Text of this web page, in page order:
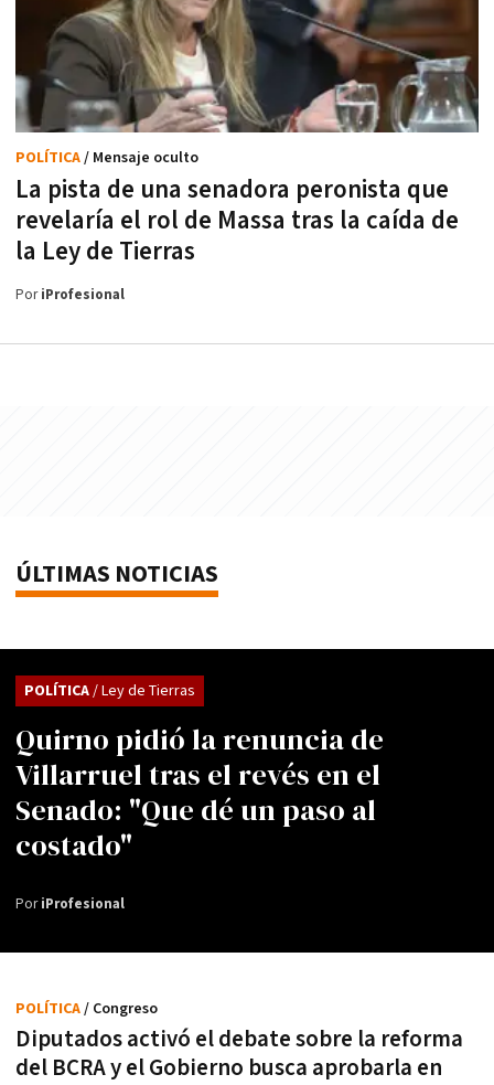
La pista de una senadora peronista que
revelaría el rol de Massa tras la caída de
la Ley de Tierras
POLÍTICA/ Mensaje oculto
PoriProfesional
ÚLTIMAS NOTICIAS
Quirno pidió la renuncia de
Villarruel tras el revés en el
Senado: "Que dé un paso al
costado"
POLÍTICA/ Ley de Tierras
PoriProfesional
Diputados activó el debate sobre la reforma
del BCRA y el Gobierno busca aprobarla en
POLÍTICA/ Congreso